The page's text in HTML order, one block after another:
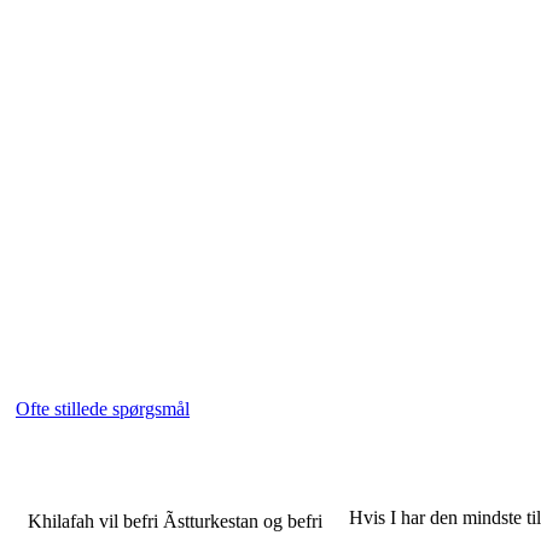
Ofte stillede spørgsmål
Hvis I har den mindste
Khilafah vil befri Ãstturkestan og befri